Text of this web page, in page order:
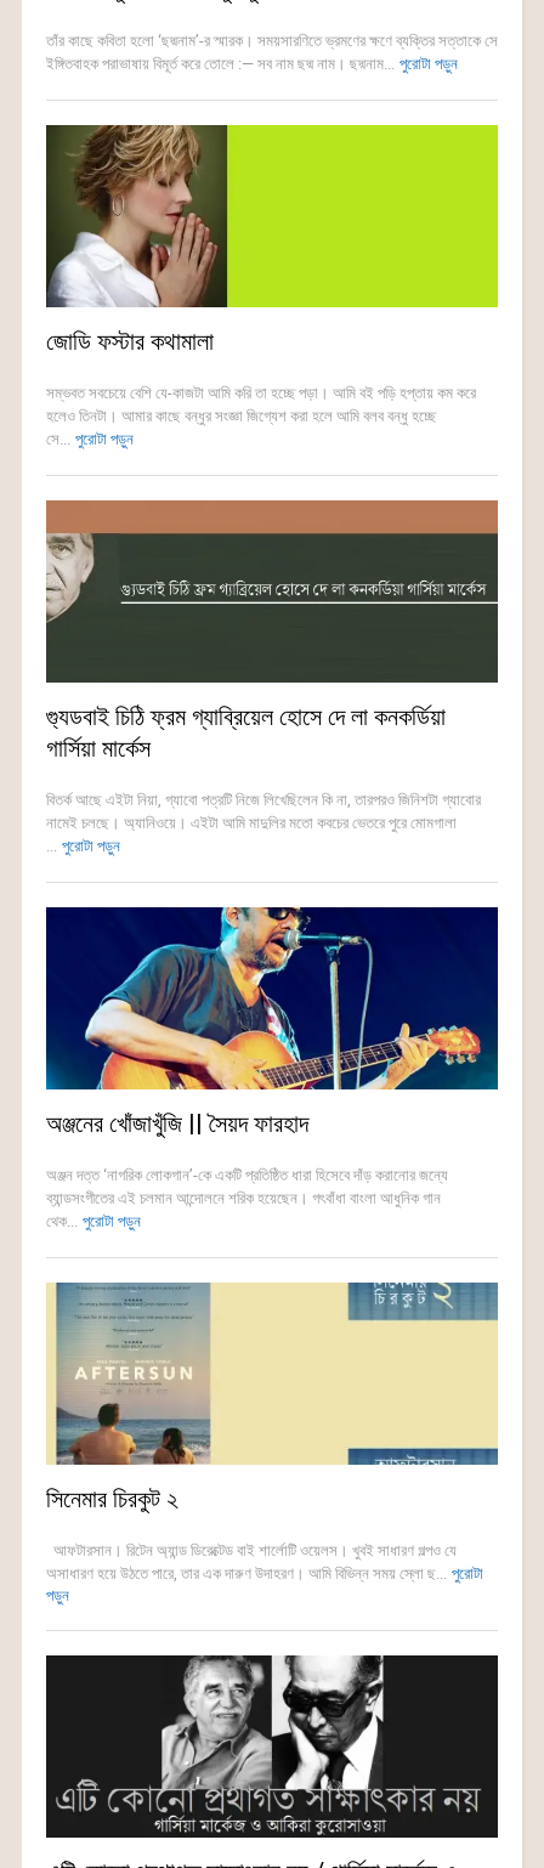
তাঁর কাছে কবিতা হলো ‘ছদ্মনাম’-র স্মারক। সময়সারণিতে ভ্রমণের ক্ষণে ব্যক্তির সত্তাকে সে
ইঙ্গিতবাহক পরাভাষায় বিমূর্ত করে তোলে :— সব নাম ছদ্ম নাম। ছদ্মনাম... পুরোটা পড়ুন
জোডি ফস্টার কথামালা
সম্ভবত সবচেয়ে বেশি যে-কাজটা আমি করি তা হচ্ছে পড়া। আমি বই পড়ি হপ্তায় কম করে
হলেও তিনটা। আমার কাছে বন্ধুর সংজ্ঞা জিগ্যেশ করা হলে আমি বলব বন্ধু হচ্ছে
সে... পুরোটা পড়ুন
গ্যুডবাই চিঠি ফ্রম গ্যাব্রিয়েল হোসে দে লা কনকর্ডিয়া
গার্সিয়া মার্কেস
বিতর্ক আছে এইটা নিয়া, গ্যাবো পত্রটি নিজে লিখেছিলেন কি না, তারপরও জিনিশটা গ্যাবোর
নামেই চলছে। অ্যানিওয়ে। এইটা আমি মাদুলির মতো কবচের ভেতরে পুরে মোমগালা
... পুরোটা পড়ুন
অঞ্জনের খোঁজাখুঁজি || সৈয়দ ফারহাদ
অঞ্জন দত্ত ‘নাগরিক লোকগান’-কে একটি প্রতিষ্ঠিত ধারা হিসেবে দাঁড় করানোর জন্যে
ব্যান্ডসংগীতের এই চলমান আন্দোলনে শরিক হয়েছেন। গৎবাঁধা বাংলা আধুনিক গান
থেক... পুরোটা পড়ুন
সিনেমার চিরকুট ২
আফটারসান। রিটেন অ্যান্ড ডিরেক্টেড বাই শার্লোটি ওয়েলস। খুবই সাধারণ গল্পও যে
অসাধারণ হয়ে উঠতে পারে, তার এক দারুণ উদাহরণ। আমি বিভিন্ন সময় স্লো ছ... পুরোটা
পড়ুন